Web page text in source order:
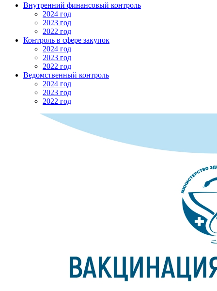
Внутренний финансовый контроль
2024 год
2023 год
2022 год
Контроль в сфере закупок
2024 год
2023 год
2022 год
Ведомственный контроль
2024 год
2023 год
2022 год